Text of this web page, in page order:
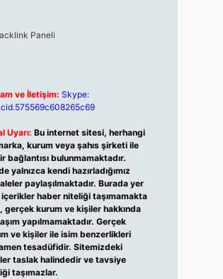
ve İletişim: Skype:
Uyarı: Bu internet sitesi, herhangi
kurum veya şahıs şirketi ile
bağlantısı bulunmamaktadır.
yalnızca kendi hazırladığımız
paylaşılmaktadır. Burada yer
içerikler haber niteliği taşımamakta
gerçek kurum ve kişiler hakkında
yapılmamaktadır. Gerçek
ve kişiler ile isim benzerlikleri
tesadüfidir. Sitemizdeki
taslak halindedir ve tavsiye
taşımazlar.